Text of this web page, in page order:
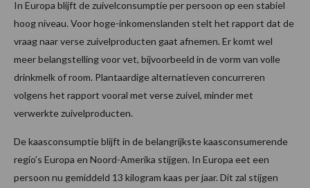
In Europa blijft de zuivelconsumptie per persoon op een stabiel
hoog niveau. Voor hoge-inkomenslanden stelt het rapport dat de
vraag naar verse zuivelproducten gaat afnemen. Er komt wel
meer belangstelling voor vet, bijvoorbeeld in de vorm van volle
drinkmelk of room. Plantaardige alternatieven concurreren
volgens het rapport vooral met verse zuivel, minder met
verwerkte zuivelproducten.
De kaasconsumptie blijft in de belangrijkste kaasconsumerende
regio’s Europa en Noord-Amerika stijgen. In Europa eet een
persoon nu gemiddeld 13 kilogram kaas per jaar. Dit zal stijgen